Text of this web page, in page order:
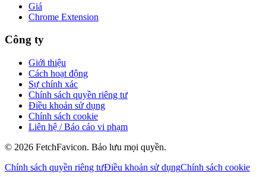
Giá
Chrome Extension
Công ty
Giới thiệu
Cách hoạt động
Sự chính xác
Chính sách quyền riêng tư
Điều khoản sử dụng
Chính sách cookie
Liên hệ / Báo cáo vi phạm
© 2026 FetchFavicon. Bảo lưu mọi quyền.
Chính sách quyền riêng tưĐiều khoản sử dụngChính sách cookie